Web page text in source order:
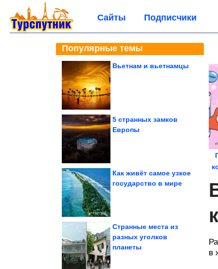
Сайты Подписчики
Популярные темы
Вьетнам и вьетнамцы
5 странных замков
Европы
Как живёт самое узкое
государство в мире
Странные места из
разных уголков
планеты
в